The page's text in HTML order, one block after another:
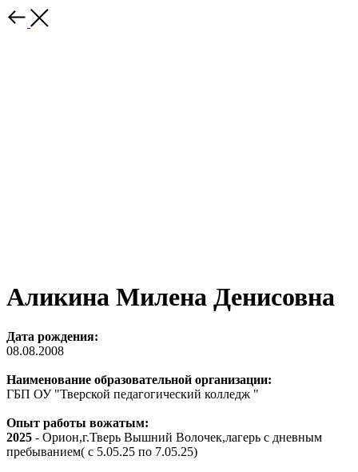
Аликина Милена Денисовна
Дата рождения:
08.08.2008
Наименование образовательной организации:
ГБП ОУ "Тверской педагогический колледж "
Опыт работы вожатым:
2025 - Орион,г.Тверь Вышний Волочек,лагерь с дневным
пребыванием( с 5.05.25 по 7.05.25)